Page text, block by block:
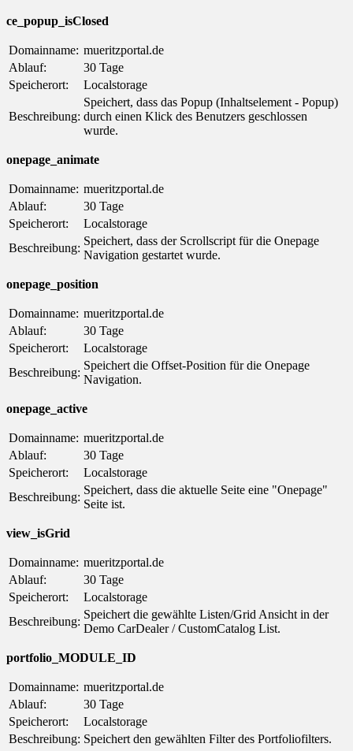
ce_popup_isClosed
Domainname: mueritzportal.de
Ablauf:
30 Tage
Speicherort:
Localstorage
Beschreibung:
Speichert, dass das Popup (Inhaltselement - Popup)
durch einen Klick des Benutzers geschlossen
wurde.
onepage_animate
Domainname: mueritzportal.de
Ablauf:
30 Tage
Speicherort:
Localstorage
Beschreibung:
Speichert, dass der Scrollscript für die Onepage
Navigation gestartet wurde.
onepage_position
Domainname: mueritzportal.de
Ablauf:
30 Tage
Speicherort:
Localstorage
Beschreibung:
Speichert die Offset-Position für die Onepage
Navigation.
onepage_active
Domainname: mueritzportal.de
Ablauf:
30 Tage
Speicherort:
Localstorage
Beschreibung:
Speichert, dass die aktuelle Seite eine "Onepage"
Seite ist.
view_isGrid
Domainname: mueritzportal.de
Ablauf:
30 Tage
Speicherort:
Localstorage
Beschreibung:
Speichert die gewählte Listen/Grid Ansicht in der
Demo CarDealer / CustomCatalog List.
portfolio_MODULE_ID
Domainname: mueritzportal.de
Ablauf:
30 Tage
Speicherort:
Localstorage
Beschreibung: Speichert den gewählten Filter des Portfoliofilters.